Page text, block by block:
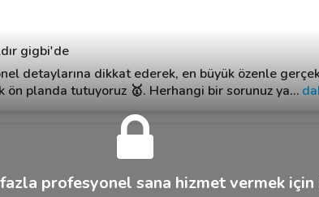
gigbi'de
detaylarına dikkat ederek, en büyük özenle
planda tutuyoruz 🥇. Herhangi bir sorunuz ya…
profesyonel sana hizmet vermek için